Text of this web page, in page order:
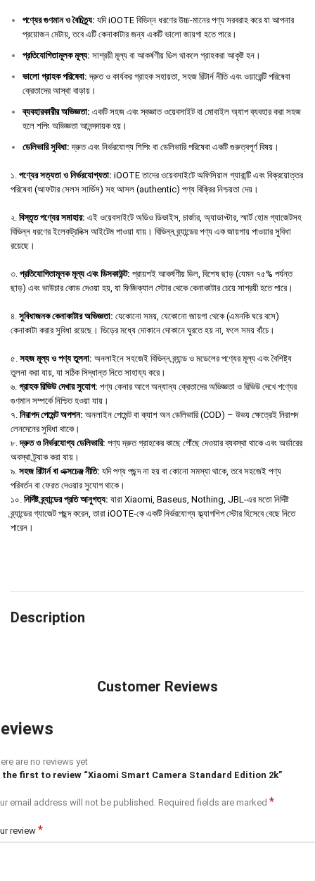
পণ্যের গুণমান ও বৈচিত্র্য: যদি iOOTE বিভিন্ন ধরণের উচ্চ-মানের পণ্য সরবরাহ করে যা আপনার
প্রয়োজন মেটায়, তবে এটি কেনাকাটার জন্য একটি ভালো জায়গা হতে পারে।
প্রতিযোগিতামূলক মূল্য: সাশ্রয়ী মূল্য বা আকর্ষণীয় ডিল থাকলে গ্রাহকরা আকৃষ্ট হন।
ভালো গ্রাহক পরিষেবা: দ্রুত ও কার্যকর গ্রাহক সহায়তা, সহজ রিটার্ন নীতি এবং ওয়ারেন্টি পরিষেবা
ক্রেতাদের আস্থা বাড়ায়।
ব্যবহারকারীর অভিজ্ঞতা: একটি সহজ এবং স্বজ্ঞাত ওয়েবসাইট বা মোবাইল অ্যাপ ব্যবহার করা সহজ
হলে শপিং অভিজ্ঞতা আনন্দদায়ক হয়।
ডেলিভারি সুবিধা: দ্রুত এবং নির্ভরযোগ্য শিপিং বা ডেলিভারি পরিষেবা একটি গুরুত্বপূর্ণ বিষয়।
১. পণ্যের সত্যতা ও নির্ভরযোগ্যতা: iOOTE তাদের ওয়েবসাইটে অফিসিয়াল গ্যারান্টি এবং বিক্রয়োত্তর
পরিষেবা (আফটার সেলস সার্ভিস) সহ আসল (authentic) পণ্য বিক্রির নিশ্চয়তা দেয়।
২. বিস্তৃত পণ্যের সমাহার: এই ওয়েবসাইটে অডিও ডিভাইস, চার্জার, অ্যাডাপ্টার, স্মার্ট হোম গ্যাজেটসহ
বিভিন্ন ধরণের ইলেকট্রনিক্স আইটেম পাওয়া যায়। বিভিন্ন ব্র্যান্ডের পণ্য এক জায়গায় পাওয়ার সুবিধা
রয়েছে।
৩. প্রতিযোগিতামূলক মূল্য এবং ডিসকাউন্ট: প্রায়শই আকর্ষণীয় ডিল, বিশেষ ছাড় (যেমন ৭৫% পর্যন্ত
ছাড়) এবং ভাউচার কোড দেওয়া হয়, যা ফিজিক্যাল স্টোর থেকে কেনাকাটার চেয়ে সাশ্রয়ী হতে পারে।
৪. সুবিধাজনক কেনাকাটার অভিজ্ঞতা: যেকোনো সময়, যেকোনো জায়গা থেকে (এমনকি ঘরে বসে)
কেনাকাটা করার সুবিধা রয়েছে। ভিড়ের মধ্যে দোকানে দোকানে ঘুরতে হয় না, ফলে সময় বাঁচে।
৫. সহজ মূল্য ও পণ্য তুলনা: অনলাইনে সহজেই বিভিন্ন ব্র্যান্ড ও মডেলের পণ্যের মূল্য এবং বৈশিষ্ট্য
তুলনা করা যায়, যা সঠিক সিদ্ধান্ত নিতে সাহায্য করে।
৬. গ্রাহক রিভিউ দেখার সুযোগ: পণ্য কেনার আগে অন্যান্য ক্রেতাদের অভিজ্ঞতা ও রিভিউ দেখে পণ্যের
গুণমান সম্পর্কে নিশ্চিত হওয়া যায়।
৭. নিরাপদ পেমেন্ট অপশন: অনলাইন পেমেন্ট বা ক্যাশ অন ডেলিভারি (COD) – উভয় ক্ষেত্রেই নিরাপদ
লেনদেনের সুবিধা থাকে।
৮.দ্রুত ও নির্ভরযোগ্য ডেলিভারি: পণ্য দ্রুত গ্রাহকের কাছে পৌঁছে দেওয়ার ব্যবস্থা থাকে এবং অর্ডারের
অবস্থা ট্র্যাক করা যায়।
৯. সহজ রিটার্ন বা এক্সচেঞ্জ নীতি: যদি পণ্য পছন্দ না হয় বা কোনো সমস্যা থাকে, তবে সহজেই পণ্য
পরিবর্তন বা ফেরত দেওয়ার সুযোগ থাকে।
১০. নির্দিষ্ট ব্র্যান্ডের প্রতি আনুগত্য: যারা Xiaomi, Baseus, Nothing, JBL-এর মতো নির্দিষ্ট
ব্র্যান্ডের গ্যাজেট পছন্দ করেন, তারা iOOTE-কে একটি নির্ভরযোগ্য ফ্ল্যাগশিপ স্টোর হিসেবে বেছে নিতে
পারেন।
Description
Customer Reviews
are no reviews yet
the first to review “Xiaomi Smart Camera Standard Edition 2k”
email address will not be published. Required fields are marked *
review *